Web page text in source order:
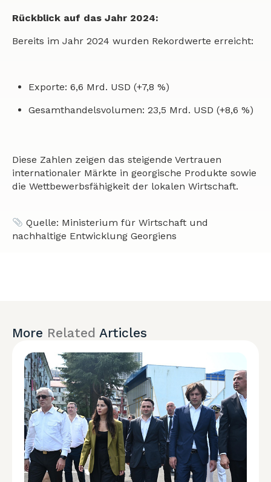
Rückblick auf das Jahr 2024:
Bereits im Jahr 2024 wurden Rekordwerte erreicht:
Exporte: 6,6 Mrd. USD (+7,8 %)
Gesamthandelsvolumen: 23,5 Mrd. USD (+8,6 %)
Diese Zahlen zeigen das steigende Vertrauen
internationaler Märkte in georgische Produkte sowie
die Wettbewerbsfähigkeit der lokalen Wirtschaft.
Quelle: Ministerium für Wirtschaft und
nachhaltige Entwicklung Georgiens
More Related Articles